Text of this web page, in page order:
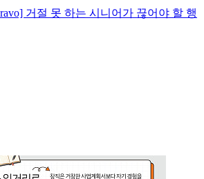
거절 못 하는 시니어가 끊어야 할 행